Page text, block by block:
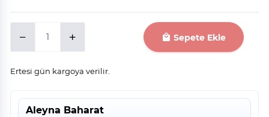
Sepete Ekle
Ertesi gün kargoya verilir.
Aleyna Baharat